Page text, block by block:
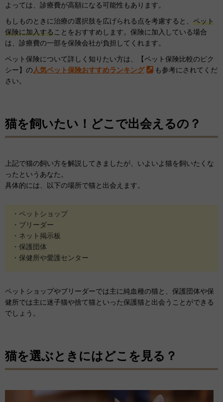
よっては、診療費が高額になる可能性もあります。
もしものときに治療の選択肢を広げられる点を考慮すると、 ペット
保険に加入することをおすすめします。保険に加入している場合
は、診療費の一部を保険会社が負担してくれます。
ペット保険について詳しく知りたい方は、
【ペット保険比較のピク
シー】 の人気ペット保険おすすめランキング
も参考にされてくだ
さい。
猫を飼いたい！どこで出会えるの？
上記で猫の飼い方を解説してきましたが、いよいよ猫を飼いたくな
ったというあなた。
具体的には、以下の場所で猫と出会えます。
・ペットショップ
・ブリーダー
・ネット掲示板
・保護団体
・保健所や愛護センター
ペットショップやブリーダーでは主に純血種の猫と、保護団体や保
健所では主に迷子猫や捨て猫といった保護猫と出会うことができる
でしょう。
猫を選ぶときにはどこを見る？